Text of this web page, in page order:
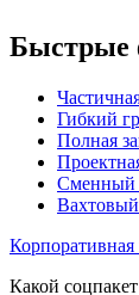
Быстрые
Гибкий
Полная
Сменный
Корпоративная
Какой